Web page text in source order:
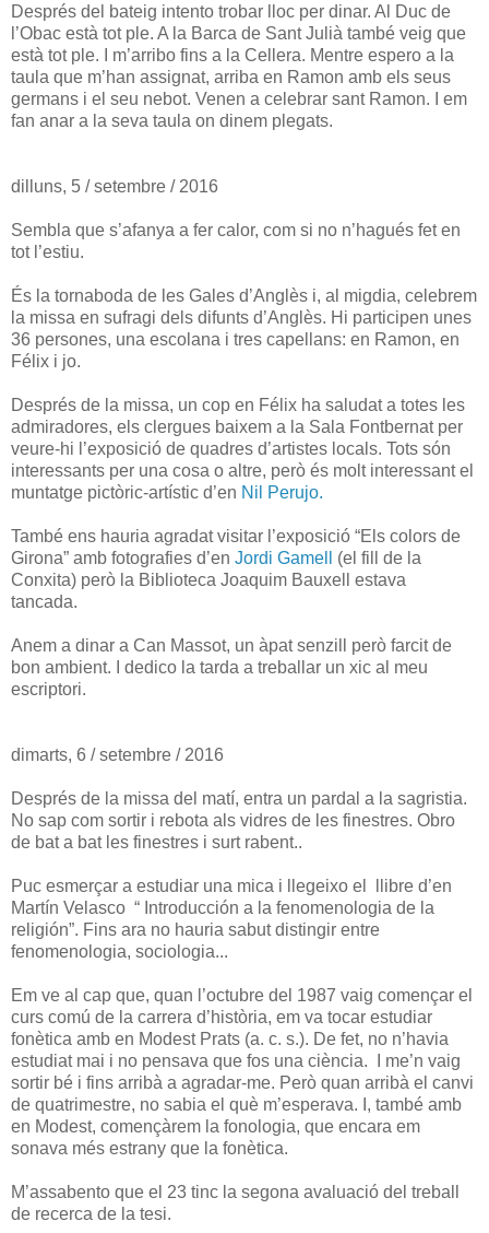
Després del bateig intento trobar lloc per dinar. Al Duc de
l’Obac està tot ple. A la Barca de Sant Julià també veig que
està tot ple. I m’arribo fins a la Cellera. Mentre espero a la
taula que m’han assignat, arriba en Ramon amb els seus
germans i el seu nebot. Venen a celebrar sant Ramon. I em
fan anar a la seva taula on dinem plegats.
dilluns, 5 / setembre / 2016
Sembla que s’afanya a fer calor, com si no n’hagués fet en
tot l’estiu.
És la tornaboda de les Gales d’Anglès i, al migdia, celebrem
la missa en sufragi dels difunts d’Anglès. Hi participen unes
36 persones, una escolana i tres capellans: en Ramon, en
Félix i jo.
Després de la missa, un cop en Félix ha saludat a totes les
admiradores, els clergues baixem a la Sala Fontbernat per
veure-hi l’exposició de quadres d’artistes locals. Tots són
interessants per una cosa o altre, però és molt interessant el
muntatge pictòric-artístic d’en Nil Perujo.
També ens hauria agradat visitar l’exposició “Els colors de
Girona” amb fotografies d’en Jordi Gamell
(el fill de la
Conxita) però la Biblioteca Joaquim Bauxell estava
tancada.
Anem a dinar a Can Massot, un àpat senzill però farcit de
bon ambient. I dedico la tarda a treballar un xic al meu
escriptori.
dimarts, 6 / setembre / 2016
Després de la missa del matí, entra un pardal a la sagristia.
No sap com sortir i rebota als vidres de les finestres. Obro
de bat a bat les finestres i surt rabent..
Puc esmerçar a estudiar una mica i llegeixo el llibre d’en
Martín Velasco “ Introducción a la fenomenologia de la
religión”. Fins ara no hauria sabut distingir entre
fenomenologia, sociologia...
Em ve al cap que, quan l’octubre del 1987 vaig començar el
curs comú de la carrera d’història, em va tocar estudiar
fonètica amb en Modest Prats (a. c. s.). De fet, no n’havia
estudiat mai i no pensava que fos una ciència. I me’n vaig
sortir bé i fins arribà a agradar-me. Però quan arribà el canvi
de quatrimestre, no sabia el què m’esperava. I, també amb
en Modest, començàrem la fonologia, que encara em
sonava més estrany que la fonètica.
M’assabento que el 23 tinc la segona avaluació del treball
de recerca de la tesi.